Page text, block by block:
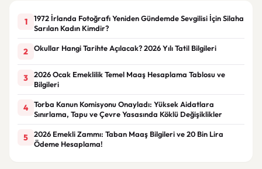
1
1972 İrlanda Fotoğrafı Yeniden Gündemde Sevgilisi İçin Silaha
Sarılan Kadın Kimdir?
2 Okullar Hangi Tarihte Açılacak? 2026 Yılı Tatil Bilgileri
3
2026 Ocak Emeklilik Temel Maaş Hesaplama Tablosu ve
Bilgileri
4
Torba Kanun Komisyonu Onayladı: Yüksek Aidatlara
Sınırlama, Tapu ve Çevre Yasasında Köklü Değişiklikler
5
2026 Emekli Zammı: Taban Maaş Bilgileri ve 20 Bin Lira
Ödeme Hesaplama!